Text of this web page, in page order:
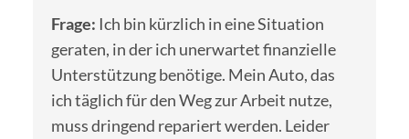
Frage: Ich bin kürzlich in eine Situation
geraten, in der ich unerwartet finanzielle
Unterstützung benötige. Mein Auto, das
ich täglich für den Weg zur Arbeit nutze,
muss dringend repariert werden. Leider